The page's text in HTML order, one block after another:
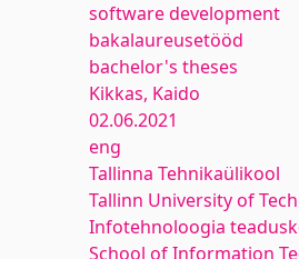
software development
bakalaureusetööd
bachelor's theses
Kikkas, Kaido
02.06.2021
eng
Tallinna Tehnikaülikool
Tallinn University of
Infotehnoloogia
School of Information